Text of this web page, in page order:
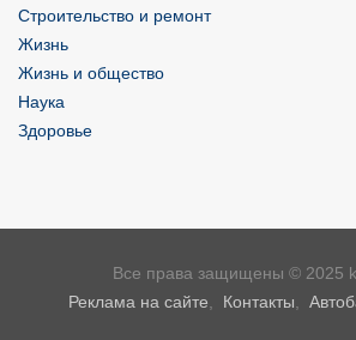
Строительство и ремонт
Жизнь
Жизнь и общество
Наука
Здоровье
Все права защищены © 2025
Реклама на сайте
Контакты